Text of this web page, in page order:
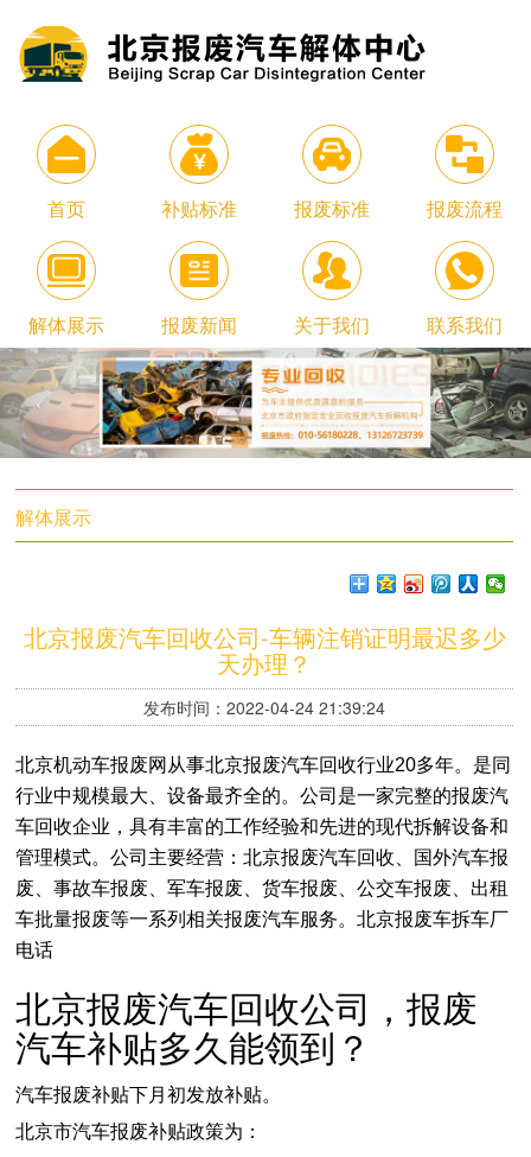
首页 补贴标准 报废标准 报废流程
解体展示 报废新闻 关于我们 联系我们
解体展示
北京报废汽车回收公司-车辆注销证明最迟多少
天办理？
发布时间：2022-04-24 21:39:24
北京机动车报废网从事北京报废汽车回收行业20多年。是同
行业中规模最大、设备最齐全的。公司是一家完整的报废汽
车回收企业，具有丰富的工作经验和先进的现代拆解设备和
管理模式。公司主要经营：北京报废汽车回收、国外汽车报
废、事故车报废、军车报废、货车报废、公交车报废、出租
车批量报废等一系列相关报废汽车服务。北京报废车拆车厂
电话
北京报废汽车回收公司，报废
汽车补贴多久能领到？
汽车报废补贴下月初发放补贴。
北京市汽车报废补贴政策为：